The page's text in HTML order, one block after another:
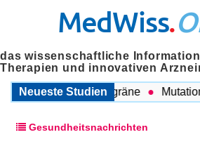
MedWiss.
das wissenschaftliche
Therapien und innovativen
Neueste Studien
COPD und Migräne
Gesundheitsnachrichten